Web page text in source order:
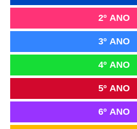
2º ANO
3º ANO
4º ANO
5º ANO
6º ANO